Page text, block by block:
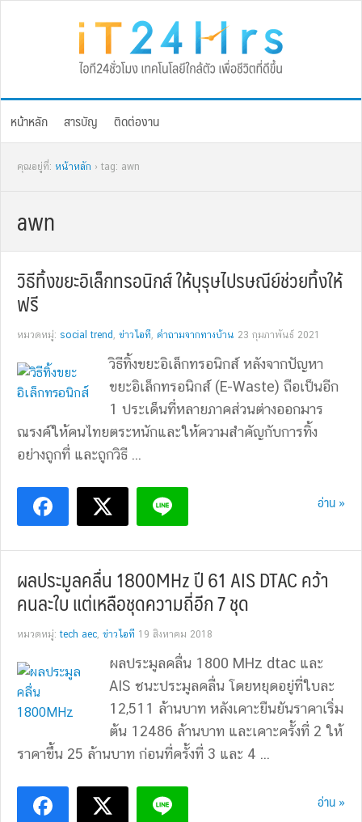
หน้าหลัก สารบัญ ติดต่องาน
คุณอยู่ที่: หน้าหลัก › tag: awn
awn
วิธีทิ้งขยะอิเล็กทรอนิกส์ ให้บุรุษไปรษณีย์ช่วยทิ้งให้
ฟรี
หมวดหมู่: social trend , ข่าวไอที, คำถามจากทางบ้าน 23 กุมภาพันธ์ 2021
วิธีทิ้งขยะอิเล็กทรอนิกส์ หลังจากปัญหา
ขยะอิเล็กทรอนิกส์ (E-Waste) ถือเป็นอีก
1 ประเด็นที่หลายภาคส่วนต่างออกมาร
ณรงค์ให้คนไทยตระหนักและให้ความสำคัญกับการทิ้ง
อย่างถูกที่ และถูกวิธี ...
อ่าน »
ผลประมูลคลื่น 1800MHz ปี 61 AIS DTAC คว้า
คนละใบ แต่เหลือชุดความถี่อีก 7 ชุด
หมวดหมู่:tech aec, ข่าวไอที 19 สิงหาคม 2018
ผลประมูลคลื่น 1800 MHz dtac และ
AIS ชนะประมูลคลื่น โดยหยุดอยู่ที่ใบละ
12,511 ล้านบาท หลังเคาะยืนยันราคาเริ่ม
ต้น 12486 ล้านบาท และเคาะครั้งที่ 2 ให้
ราคาขึ้น 25 ล้านบาท ก่อนที่ครั้งที่ 3 และ 4 ...
อ่าน »